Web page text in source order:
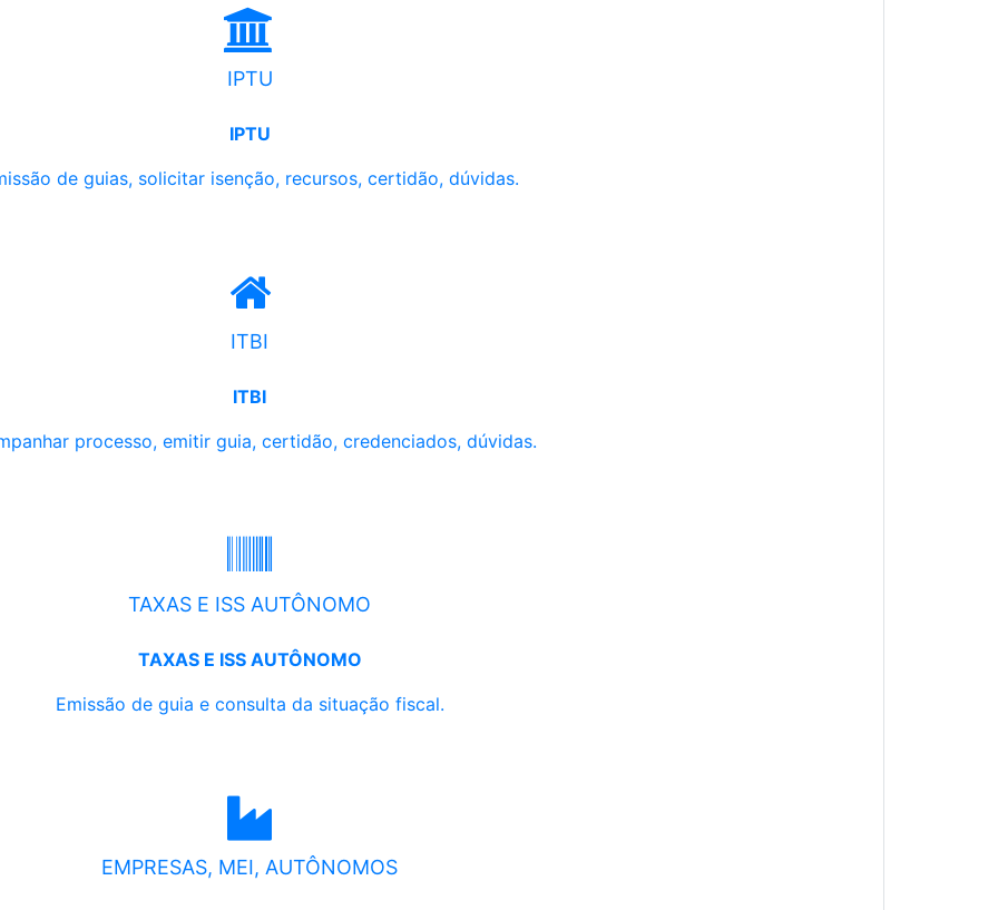
IPTU
IPTU
de guias, solicitar isenção, recursos, certidão, dúvidas.
ITBI
ITBI
processo, emitir guia, certidão, credenciados, dúvidas.
TAXAS E ISS AUTÔNOMO
TAXAS E ISS AUTÔNOMO
Emissão de guia e consulta da situação fiscal.
EMPRESAS, MEI, AUTÔNOMOS